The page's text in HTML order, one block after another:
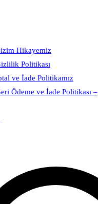
Hikayemiz
Politikası
ve İade Politikamız
Ödeme ve İade Politikası –